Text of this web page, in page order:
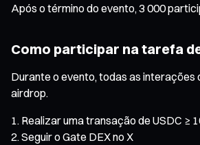
Após o término do evento, 3 000
Como participar na tarefa
Durante o evento, todas as
airdrop.
Realizar uma transação de USDC ≥
Seguir o Gate DEX no X